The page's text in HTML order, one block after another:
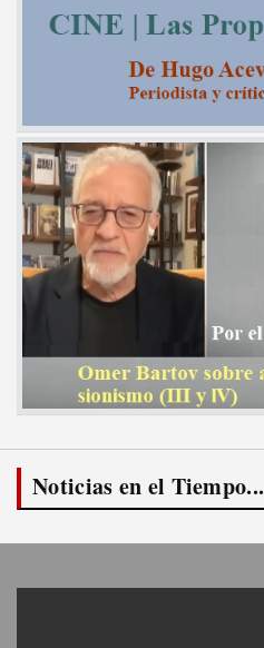
Noticias en el Tiempo...